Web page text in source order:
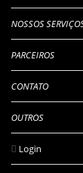
NOSSOS
PARCEIROS
CONTATO
OUTROS
Login